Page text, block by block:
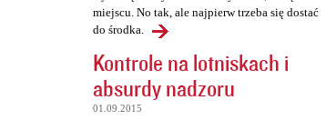
miejscu. No tak, ale najpierw trzeba się dostać
do środka.
Kontrole na lotniskach i
absurdy nadzoru
01.09.2015